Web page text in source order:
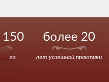
апелляционной
удовлетворены, в
отказано.
встречное
150
дел
более 20
лет успешной практики